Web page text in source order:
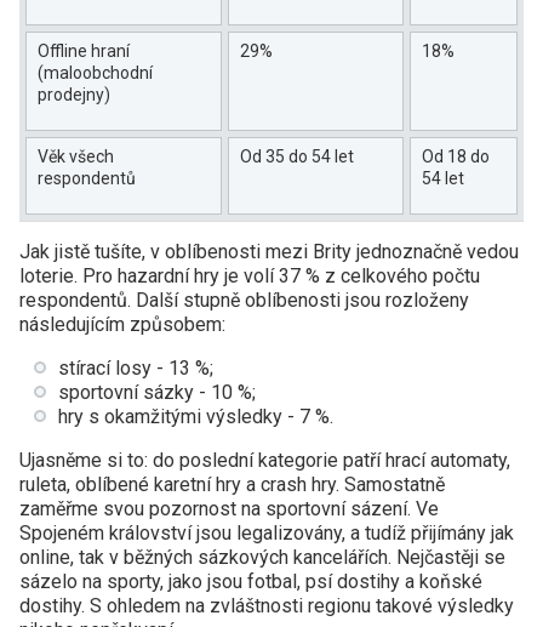
Offline hraní
(maloobchodní
prodejny)
29% 18%
Věk všech
respondentů
Od 35 do 54 let
Od 18 do
54 let
Jak jistě tušíte, v oblíbenosti mezi Brity jednoznačně vedou
loterie. Pro hazardní hry je volí 37 % z celkového počtu
respondentů. Další stupně oblíbenosti jsou rozloženy
následujícím způsobem:
stírací losy - 13 %;
sportovní sázky - 10 %;
hry s okamžitými výsledky - 7 %.
Ujasněme si to: do poslední kategorie patří hrací automaty,
ruleta, oblíbené karetní hry a crash hry. Samostatně
zaměřme svou pozornost na sportovní sázení. Ve
Spojeném království jsou legalizovány, a tudíž přijímány jak
online, tak v běžných sázkových kancelářích. Nejčastěji se
sázelo na sporty, jako jsou fotbal, psí dostihy a koňské
dostihy. S ohledem na zvláštnosti regionu takové výsledky